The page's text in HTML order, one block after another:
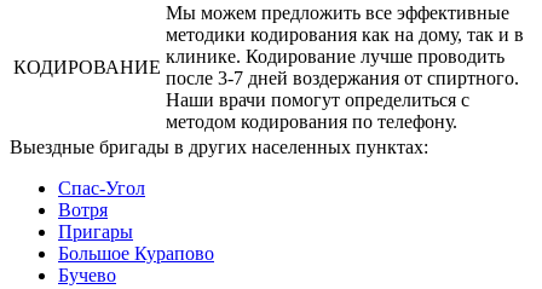
КОДИРОВАНИЕ
Мы можем предложить все эффективные
методики кодирования как на дому, так и в
клинике. Кодирование лучше проводить
после 3-7 дней воздержания от спиртного.
Наши врачи помогут определиться с
методом кодирования по телефону.
Выездные бригады в других населенных пунктах:
Спас-Угол
Вотря
Пригары
Большое Курапово
Бучево